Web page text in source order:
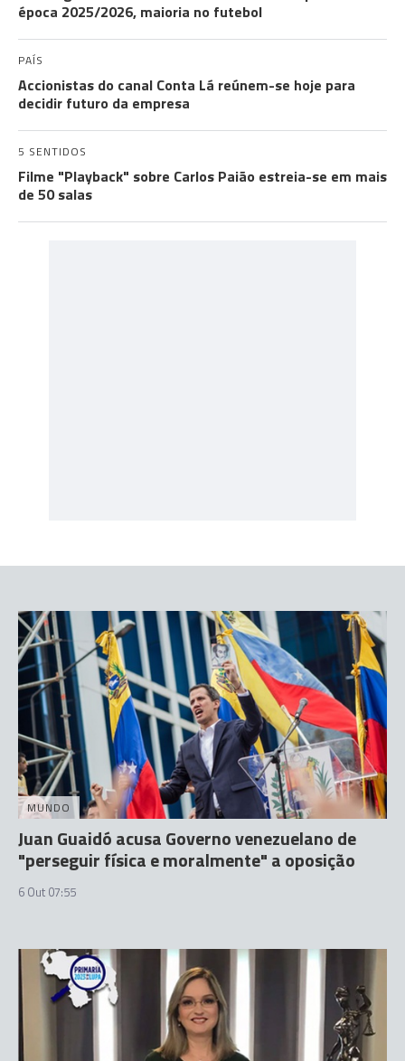
época 2025/2026, maioria no futebol
PAÍS
Accionistas do canal Conta Lá reúnem-se hoje para
decidir futuro da empresa
5 SENTIDOS
Filme "Playback" sobre Carlos Paião estreia-se em mais
de 50 salas
MUNDO
Juan Guaidó acusa Governo venezuelano de
"perseguir física e moralmente" a oposição
6 Out 07:55